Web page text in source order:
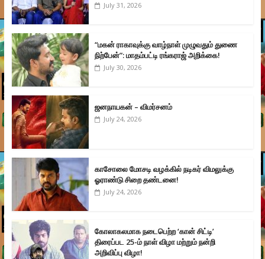
July 31, 2026
“மகன் ராகாவுக்கு வாழ்நாள் முழுவதும் துணை
நிற்பேன்”: மாதம்பட்டி ரங்கராஜ் அறிக்கை!
July 30, 2026
ஜனநாயகன் – விமர்சனம்
July 24, 2026
காசோலை மோசடி வழக்கில் நடிகர் விமலுக்கு
ஓராண்டு சிறை தண்டனை!
July 24, 2026
கோலாகலமாக நடைபெற்ற ‘கான் சிட்டி’
திரைப்பட 25-ம் நாள் விழா மற்றும் நன்றி
அறிவிப்பு விழா!